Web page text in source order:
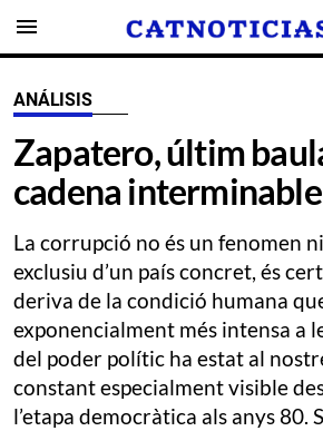
menu
ANÁLISIS
Zapatero, últim
cadena interminable
La corrupció no és un fenomen
exclusiu d’un país concret, és
deriva de la condició humana
exponencialment més intensa a
del poder polític ha estat al
constant especialment visible
l’etapa democràtica als anys 80.